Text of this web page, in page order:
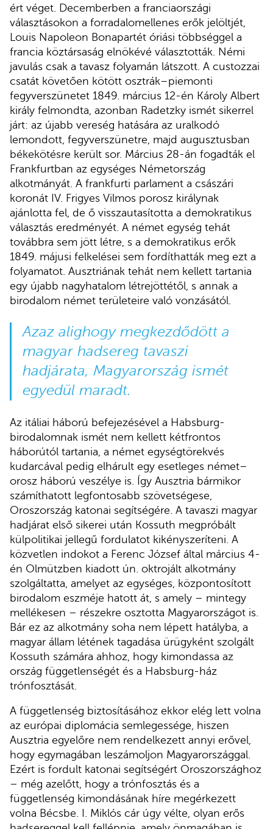
ért véget. Decemberben a franciaországi
választásokon a forradalomellenes erők jelöltjét,
Louis Napoleon Bonapartét óriási többséggel a
francia köztársaság elnökévé választották. Némi
javulás csak a tavasz folyamán látszott. A custozzai
csatát követően kötött osztrák–piemonti
fegyverszünetet 1849. március 12-én Károly Albert
király felmondta, azonban Radetzky ismét sikerrel
járt: az újabb vereség hatására az uralkodó
lemondott, fegyverszünetre, majd augusztusban
békekötésre került sor. Március 28-án fogadták el
Frankfurtban az egységes Németország
alkotmányát. A frankfurti parlament a császári
koronát IV. Frigyes Vilmos porosz királynak
ajánlotta fel, de ő visszautasította a demokratikus
választás eredményét. A német egység tehát
továbbra sem jött létre, s a demokratikus erők
1849. májusi felkelései sem fordíthatták meg ezt a
folyamatot. Ausztriának tehát nem kellett tartania
egy újabb nagyhatalom létrejöttétől, s annak a
birodalom német területeire való vonzásától.
Azaz alighogy megkezdődött a
magyar hadsereg tavaszi
hadjárata, Magyarország ismét
egyedül maradt.
Az itáliai háború befejezésével a Habsburg-
birodalomnak ismét nem kellett kétfrontos
háborútól tartania, a német egységtörekvés
kudarcával pedig elhárult egy esetleges német–
orosz háború veszélye is. Így Ausztria bármikor
számíthatott legfontosabb szövetségese,
Oroszország katonai segítségére. A tavaszi magyar
hadjárat első sikerei után Kossuth megpróbált
külpolitikai jellegű fordulatot kikényszeríteni. A
közvetlen indokot a Ferenc József által március 4-
én Olmützben kiadott ún. oktrojált alkotmány
szolgáltatta, amelyet az egységes, központosított
birodalom eszméje hatott át, s amely – mintegy
mellékesen – részekre osztotta Magyarországot is.
Bár ez az alkotmány soha nem lépett hatályba, a
magyar állam létének tagadása ürügyként szolgált
Kossuth számára ahhoz, hogy kimondassa az
ország függetlenségét és a Habsburg-ház
trónfosztását.
A függetlenség biztosításához ekkor elég lett volna
az európai diplomácia semlegessége, hiszen
Ausztria egyelőre nem rendelkezett annyi erővel,
hogy egymagában leszámoljon Magyarországgal.
Ezért is fordult katonai segítségért Oroszországhoz
– még azelőtt, hogy a trónfosztás és a
függetlenség kimondásának híre megérkezett
volna Bécsbe. I. Miklós cár úgy vélte, olyan erős